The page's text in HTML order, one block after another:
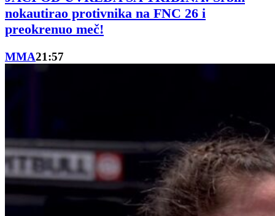
nokautirao protivnika na FNC 26 i
preokrenuo meč!
MMA21:57